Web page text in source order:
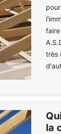
très
la